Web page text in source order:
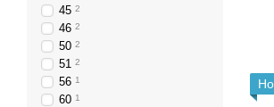
45 2
46 2
50 2
51 2
56 1
60 1